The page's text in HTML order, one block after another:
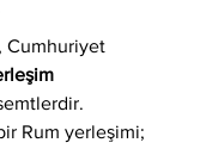
Cumhuriyet
Rum yerleşimi;